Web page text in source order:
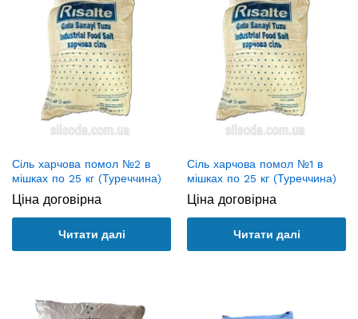
Сіль харчова помол №2 в
мішках по 25 кг (Туреччина)
Ціна договірна
Читати далі
Сіль харчова помол №1 в
мішках по 25 кг (Туреччина)
Ціна договірна
Читати далі